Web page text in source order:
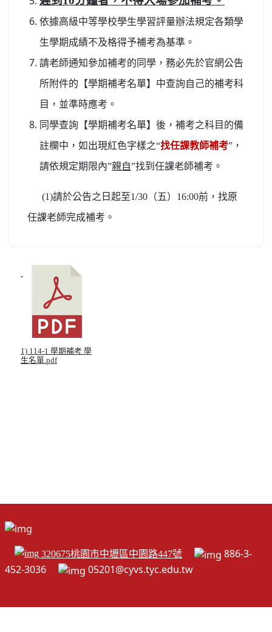
依據高級中等學校學生學習評量辦法規定各類學
生學期成績不及格得予補考為基準。
請老師通知參加補考的同學，務必先於官網公告
所附件的【學期補考名單】中查詢自己的補考科
目，並準時應考。
同學查詢【學期補考名單】後，補考之科目的備
註欄中，如出現紅色字樣之“找任課教師補考”，
請依規定期限內”親自”找到任課老師補考。
(1)請於公告之日起至1/30（五）16:00前，找原
任課老師完成補考。
1) 114-1 學期補考 學
生名單.pdf
320675桃園市中壢區中園路447號
886-3-
452-3036
05201@cyvs.tyc.edu.tw